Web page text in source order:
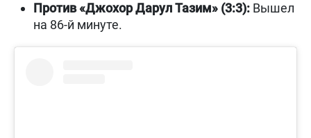
Против «Джохор Дарул Тазим» (3:3): Вышел
на 86-й минуте.